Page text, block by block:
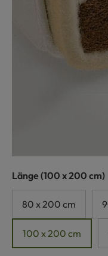
Länge auswählen
(100 x 200 cm)
80 x 200 cm
100 x 200 cm